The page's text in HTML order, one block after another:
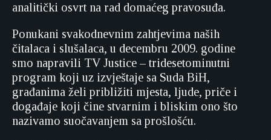
analitički osvrt na rad domaćeg pravosuđa.
Ponukani svakodnevnim zahtjevima naših
čitalaca i slušalaca, u decembru 2009. godine
smo napravili TV Justice – tridesetominutni
program koji uz izvještaje sa Suda BiH,
građanima želi približiti mjesta, ljude, priče i
događaje koji čine stvarnim i bliskim ono što
nazivamo suočavanjem sa prošlošću.